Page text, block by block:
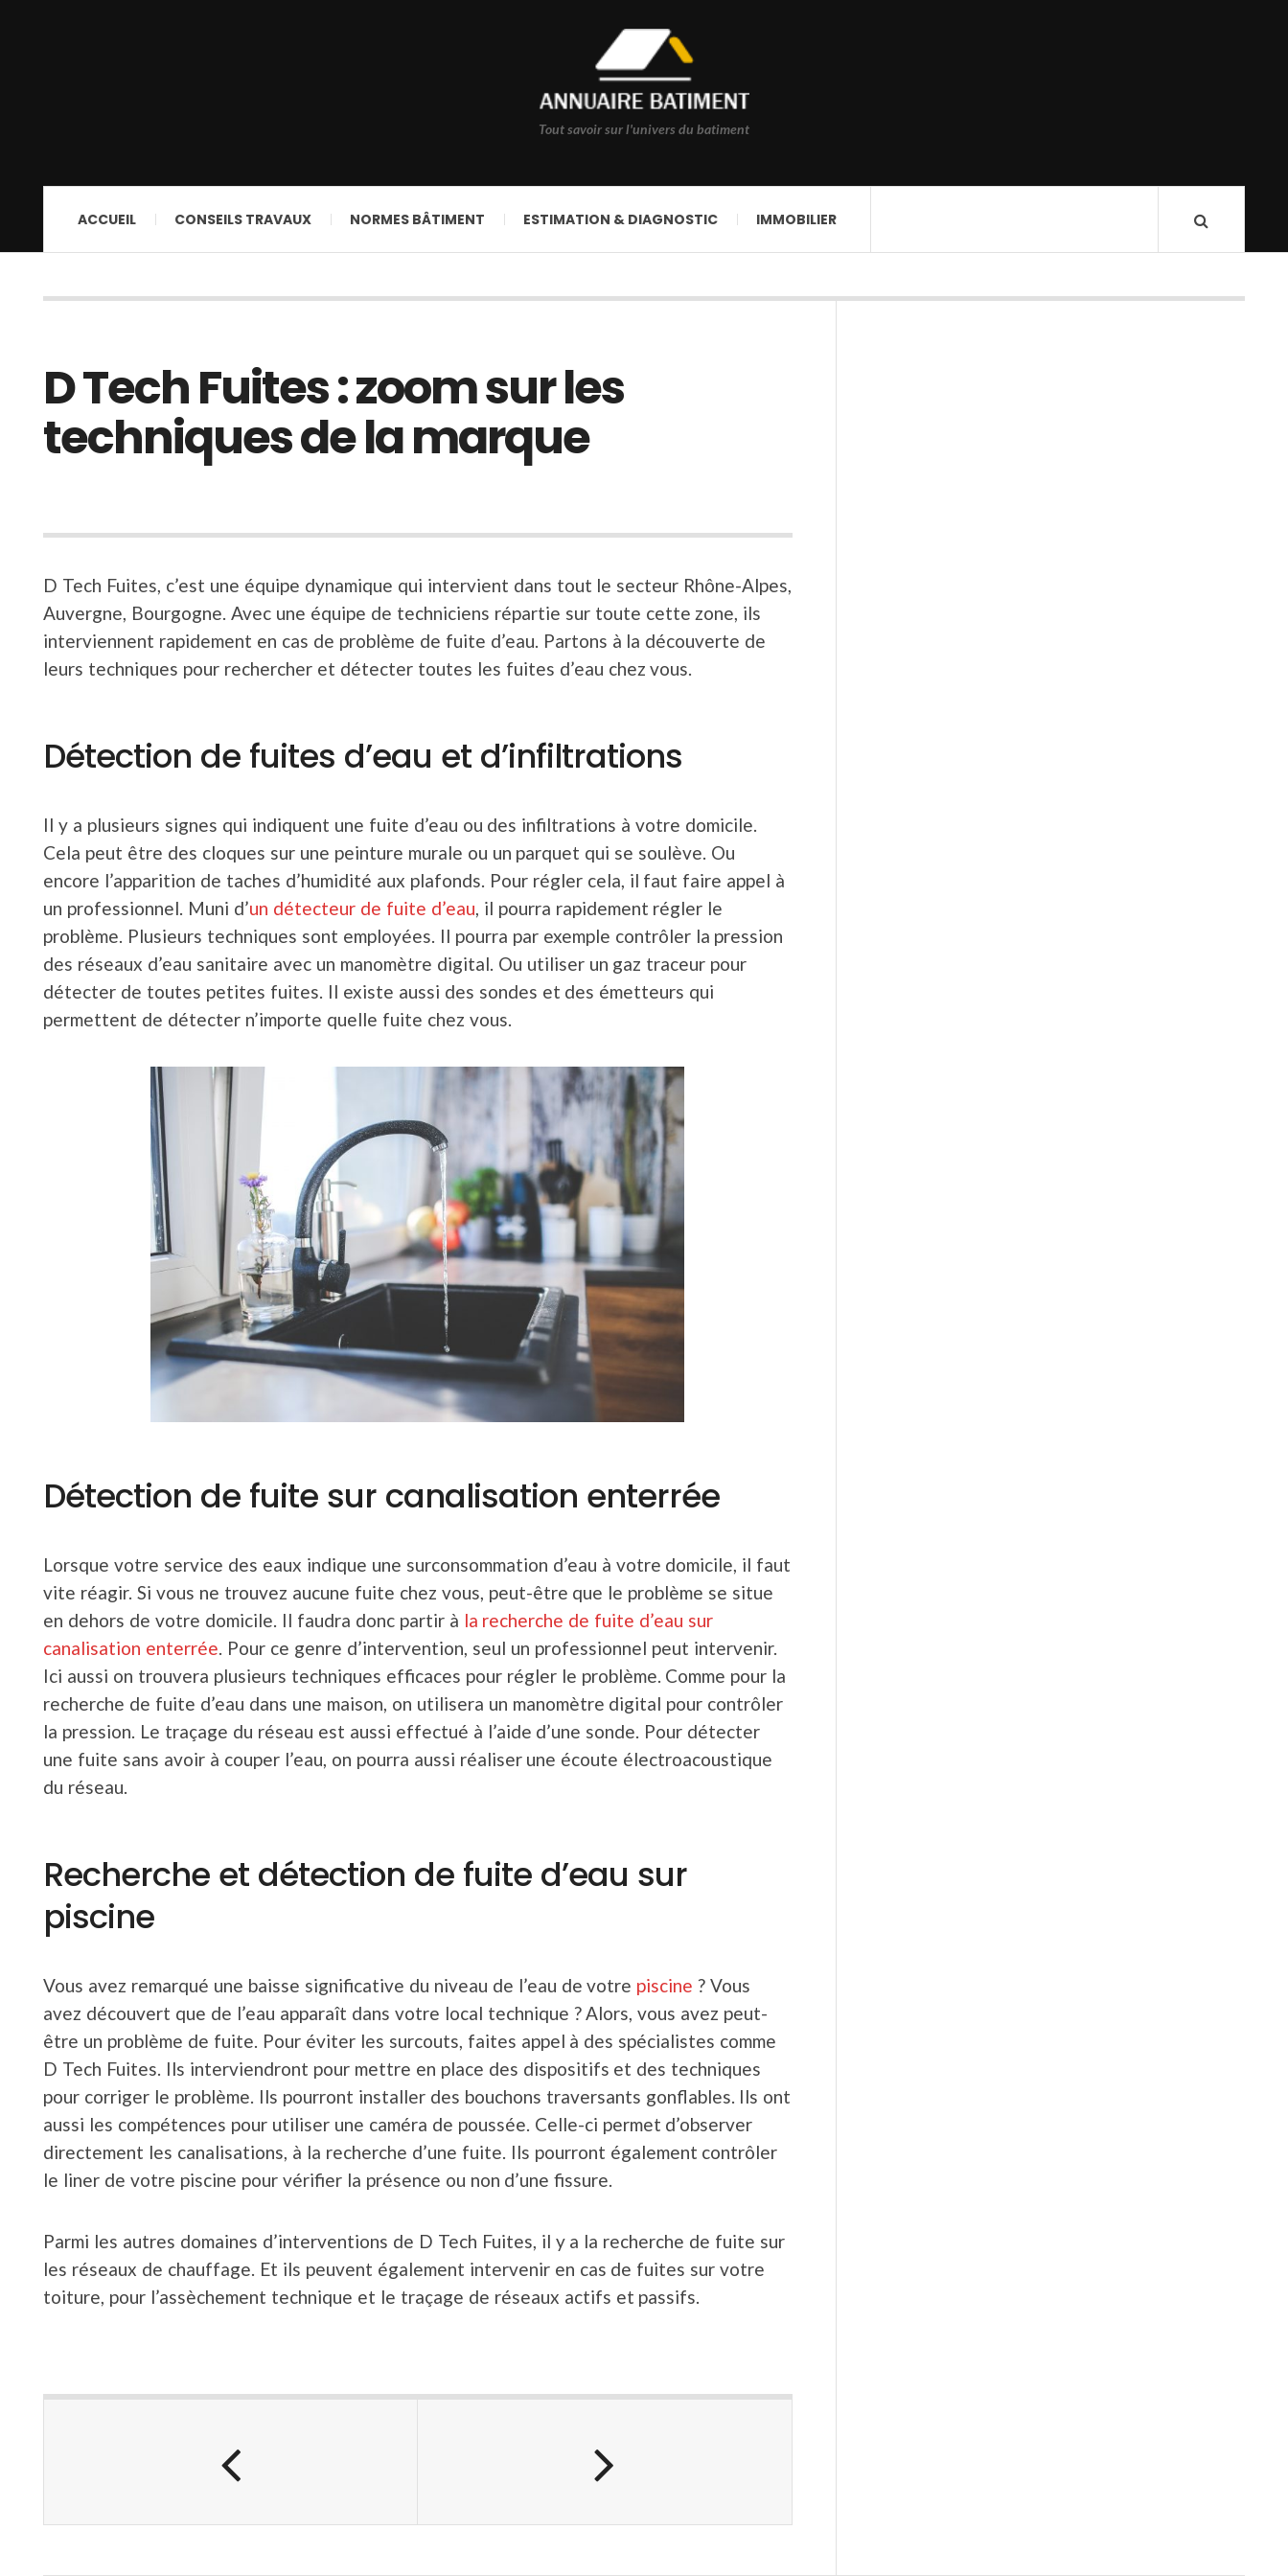
Tout savoir sur l'univers du batiment
ACCUEIL CONSEILS TRAVAUX NORMES BÂTIMENT ESTIMATION & DIAGNOSTIC IMMOBILIER
D Tech Fuites : zoom sur les
techniques de la marque
D Tech Fuites, c’est une équipe dynamique qui intervient dans tout le secteur Rhône-Alpes,
Auvergne, Bourgogne. Avec une équipe de techniciens répartie sur toute cette zone, ils
interviennent rapidement en cas de problème de fuite d’eau. Partons à la découverte de
leurs techniques pour rechercher et détecter toutes les fuites d’eau chez vous.
Détection de fuites d’eau et d’infiltrations
Il y a plusieurs signes qui indiquent une fuite d’eau ou des infiltrations à votre domicile.
Cela peut être des cloques sur une peinture murale ou un parquet qui se soulève. Ou
encore l’apparition de taches d’humidité aux plafonds. Pour régler cela, il faut faire appel à
un professionnel. Muni d’un détecteur de fuite d’eau, il pourra rapidement régler le
problème. Plusieurs techniques sont employées. Il pourra par exemple contrôler la pression
des réseaux d’eau sanitaire avec un manomètre digital. Ou utiliser un gaz traceur pour
détecter de toutes petites fuites. Il existe aussi des sondes et des émetteurs qui
permettent de détecter n’importe quelle fuite chez vous.
Détection de fuite sur canalisation enterrée
Lorsque votre service des eaux indique une surconsommation d’eau à votre domicile, il faut
vite réagir. Si vous ne trouvez aucune fuite chez vous, peut-être que le problème se situe
en dehors de votre domicile. Il faudra donc partir à la recherche de fuite d’eau sur
canalisation enterrée. Pour ce genre d’intervention, seul un professionnel peut intervenir.
Ici aussi on trouvera plusieurs techniques efficaces pour régler le problème. Comme pour la
recherche de fuite d’eau dans une maison, on utilisera un manomètre digital pour contrôler
la pression. Le traçage du réseau est aussi effectué à l’aide d’une sonde. Pour détecter
une fuite sans avoir à couper l’eau, on pourra aussi réaliser une écoute électroacoustique
du réseau.
Recherche et détection de fuite d’eau sur
piscine
Vous avez remarqué une baisse significative du niveau de l’eau de votre piscine ? Vous
avez découvert que de l’eau apparaît dans votre local technique ? Alors, vous avez peut-
être un problème de fuite. Pour éviter les surcouts, faites appel à des spécialistes comme
D Tech Fuites. Ils interviendront pour mettre en place des dispositifs et des techniques
pour corriger le problème. Ils pourront installer des bouchons traversants gonflables. Ils ont
aussi les compétences pour utiliser une caméra de poussée. Celle-ci permet d’observer
directement les canalisations, à la recherche d’une fuite. Ils pourront également contrôler
le liner de votre piscine pour vérifier la présence ou non d’une fissure.
Parmi les autres domaines d’interventions de D Tech Fuites, il y a la recherche de fuite sur
les réseaux de chauffage. Et ils peuvent également intervenir en cas de fuites sur votre
toiture, pour l’assèchement technique et le traçage de réseaux actifs et passifs.